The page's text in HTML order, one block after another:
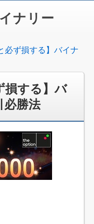
ナリー
必ず損する】バイナ
損する】バ
必勝法